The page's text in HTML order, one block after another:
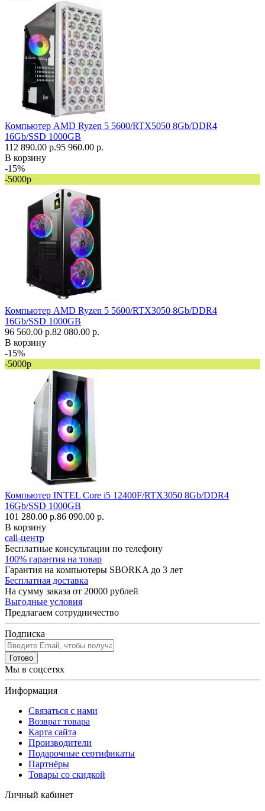
Компьютер AMD Ryzen 5 5600/RTX5050 8Gb/DDR4
16Gb/SSD 1000GB
112 890.00 р.95 960.00 р.
В корзину
-15%
-5000р
Компьютер AMD Ryzen 5 5600/RTX3050 8Gb/DDR4
16Gb/SSD 1000GB
96 560.00 р.82 080.00 р.
В корзину
-15%
-5000р
Компьютер INTEL Core i5 12400F/RTX3050 8Gb/DDR4
16Gb/SSD 1000GB
101 280.00 р.86 090.00 р.
В корзину
call-центр
Бесплатные консультации по телефону
100% гарантия на товар
Гарантия на компьютеры SBORKA до 3 лет
Бесплатная доставка
На сумму заказа от 20000 рублей
Выгодные условия
Предлагаем сотрудничество
Подписка
Готово
Мы в соцсетях
Информация
Связаться с нами
Возврат товара
Карта сайта
Производители
Подарочные сертификаты
Партнёры
Товары со скидкой
Личный кабинет